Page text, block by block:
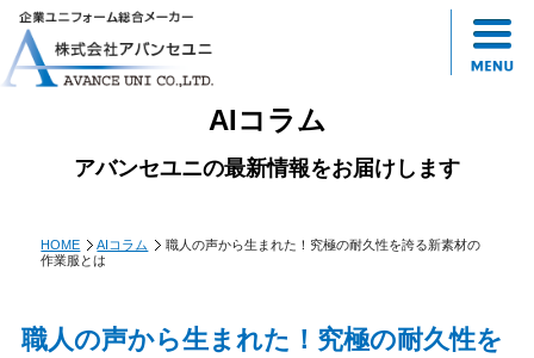
AIコラム
アバンセユニの最新情報をお届けします
HOME AIコラム
職人の声から生まれた！究極の耐久性を誇る新素材の
作業服とは
職人の声から生まれた！究極の耐久性を